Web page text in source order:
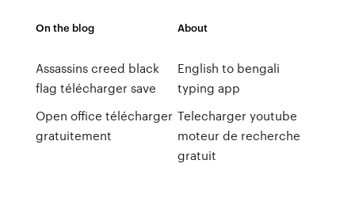
On the blog
Assassins creed black
flag télécharger save
Open office télécharger
gratuitement
About
English to bengali
typing app
Telecharger youtube
moteur de recherche
gratuit